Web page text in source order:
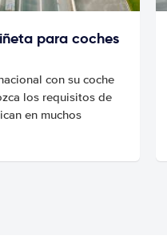
para coches
con su coche
los requisitos de
en muchos